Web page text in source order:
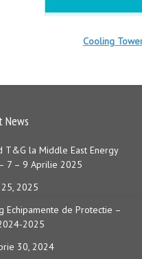
Cooling
News
T&G la Middle East Energy
7 – 9 Aprilie 2025
2025
Echipamente de Protectie –
2025
30, 2024